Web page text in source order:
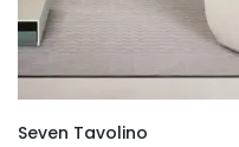
Seven Tavolino